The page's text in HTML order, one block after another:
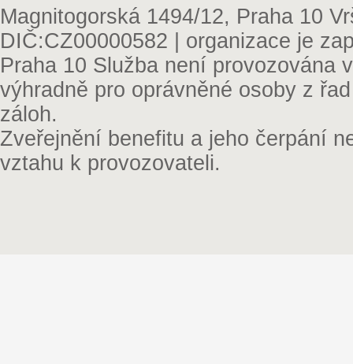
Magnitogorská 1494/12, Praha 10
DIČ:CZ00000582 | organizace je
Praha 10 Služba není provozována
výhradně pro oprávněné osoby z
záloh.
Zveřejnění benefitu a jeho čerpání
vztahu k provozovateli.